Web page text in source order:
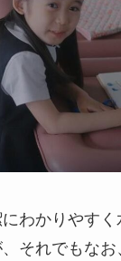
わかりやすく
それでもな